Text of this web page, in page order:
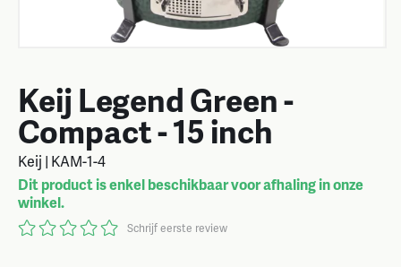
Keij Legend Green -
Compact - 15 inch
Keij | KAM-1-4
Dit product is enkel beschikbaar voor afhaling in onze
winkel.
Schrijf eerste review